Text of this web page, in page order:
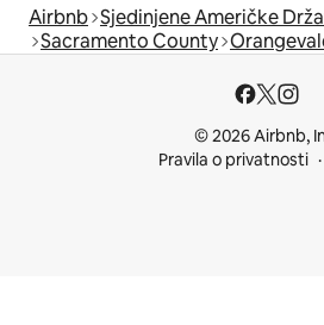
Airbnb Sjedinjene Američke
Sacramento County
© 2026 Airbnb,
Pravila o privatnosti